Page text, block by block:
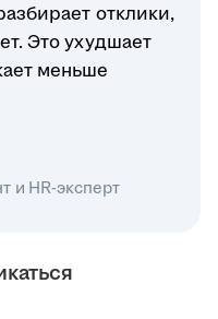
отклики,
Это ухудшает
меньше
и HR-эксперт